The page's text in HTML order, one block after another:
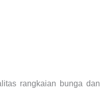
rangkaian bunga dan